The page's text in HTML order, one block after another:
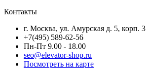
Контакты
г. Москва, ул. Амурская д. 5, корп. 3
+7(495) 589-62-56
Пн-Пт 9.00 - 18.00
seo@elevator-shop.ru
Посмотреть на карте